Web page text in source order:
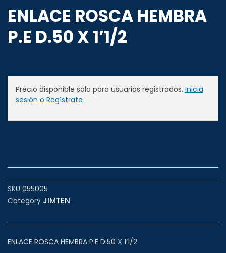
ENLACE ROSCA HEMBRA
P.E D.50 X 1’1/2
Precio disponible solo para usuarios registrados. Inicia
sesión o Regístrate
SKU 055005
Category JIMTEN
ENLACE ROSCA HEMBRA P.E D.50 X 1’1/2